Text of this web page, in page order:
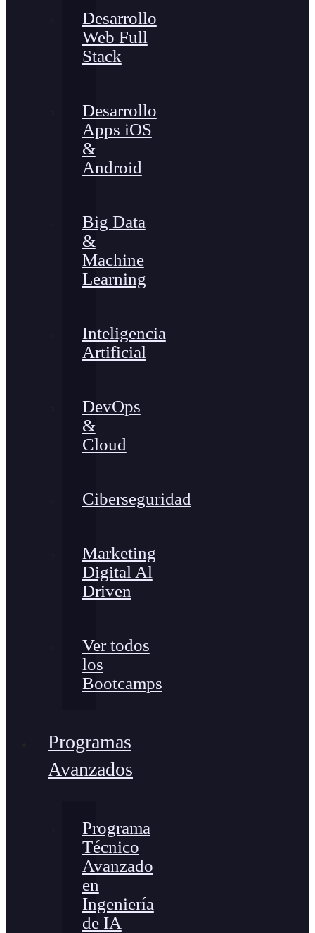
Desarrollo
Web Full
Stack
Desarrollo
Apps iOS
&
Android
Big Data
&
Machine
Learning
Inteligencia
Artificial
DevOps
&
Cloud
Ciberseguridad
Marketing
Digital Al
Driven
Ver todos
los
Bootcamps
Programas
Avanzados
Programa
Técnico
Avanzado
en
Ingeniería
de IA